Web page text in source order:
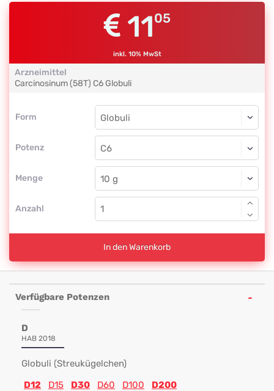
1105
inkl. 10% MwSt
Arzneimittel
Carcinosinum (58T) C6 Globuli
Form
Form
Potenz
Globuli
C6
Menge
Globuli
Anzahl
In den Warenkorb
Verfügbare Potenzen
D
HAB 2018
Globuli (Streukügelchen)
D12
D15 D30 D60 D100 D200